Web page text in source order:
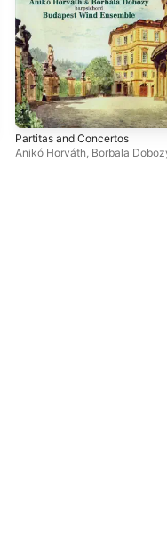
Partitas and Concertos
Anikó Horváth Borbala